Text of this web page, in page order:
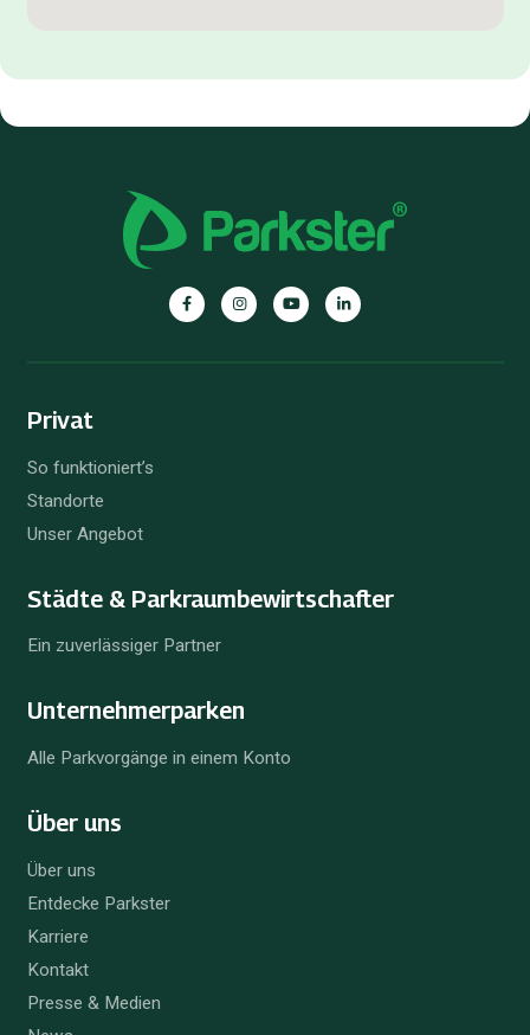
Privat
So funktioniert’s
Standorte
Unser Angebot
Städte & Parkraum­bewirtschafter
Ein zuverlässiger Partner
Unternehmer­parken
Alle Parkvorgänge in einem Konto
Über uns
Über uns
Entdecke Parkster
Karriere
Kontakt
Presse & Medien